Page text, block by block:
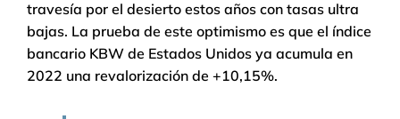
travesía por el desierto estos años con tasas ultra
bajas. La prueba de este optimismo es que el índice
bancario KBW de Estados Unidos ya acumula en
2022 una revalorización de +10,15%.